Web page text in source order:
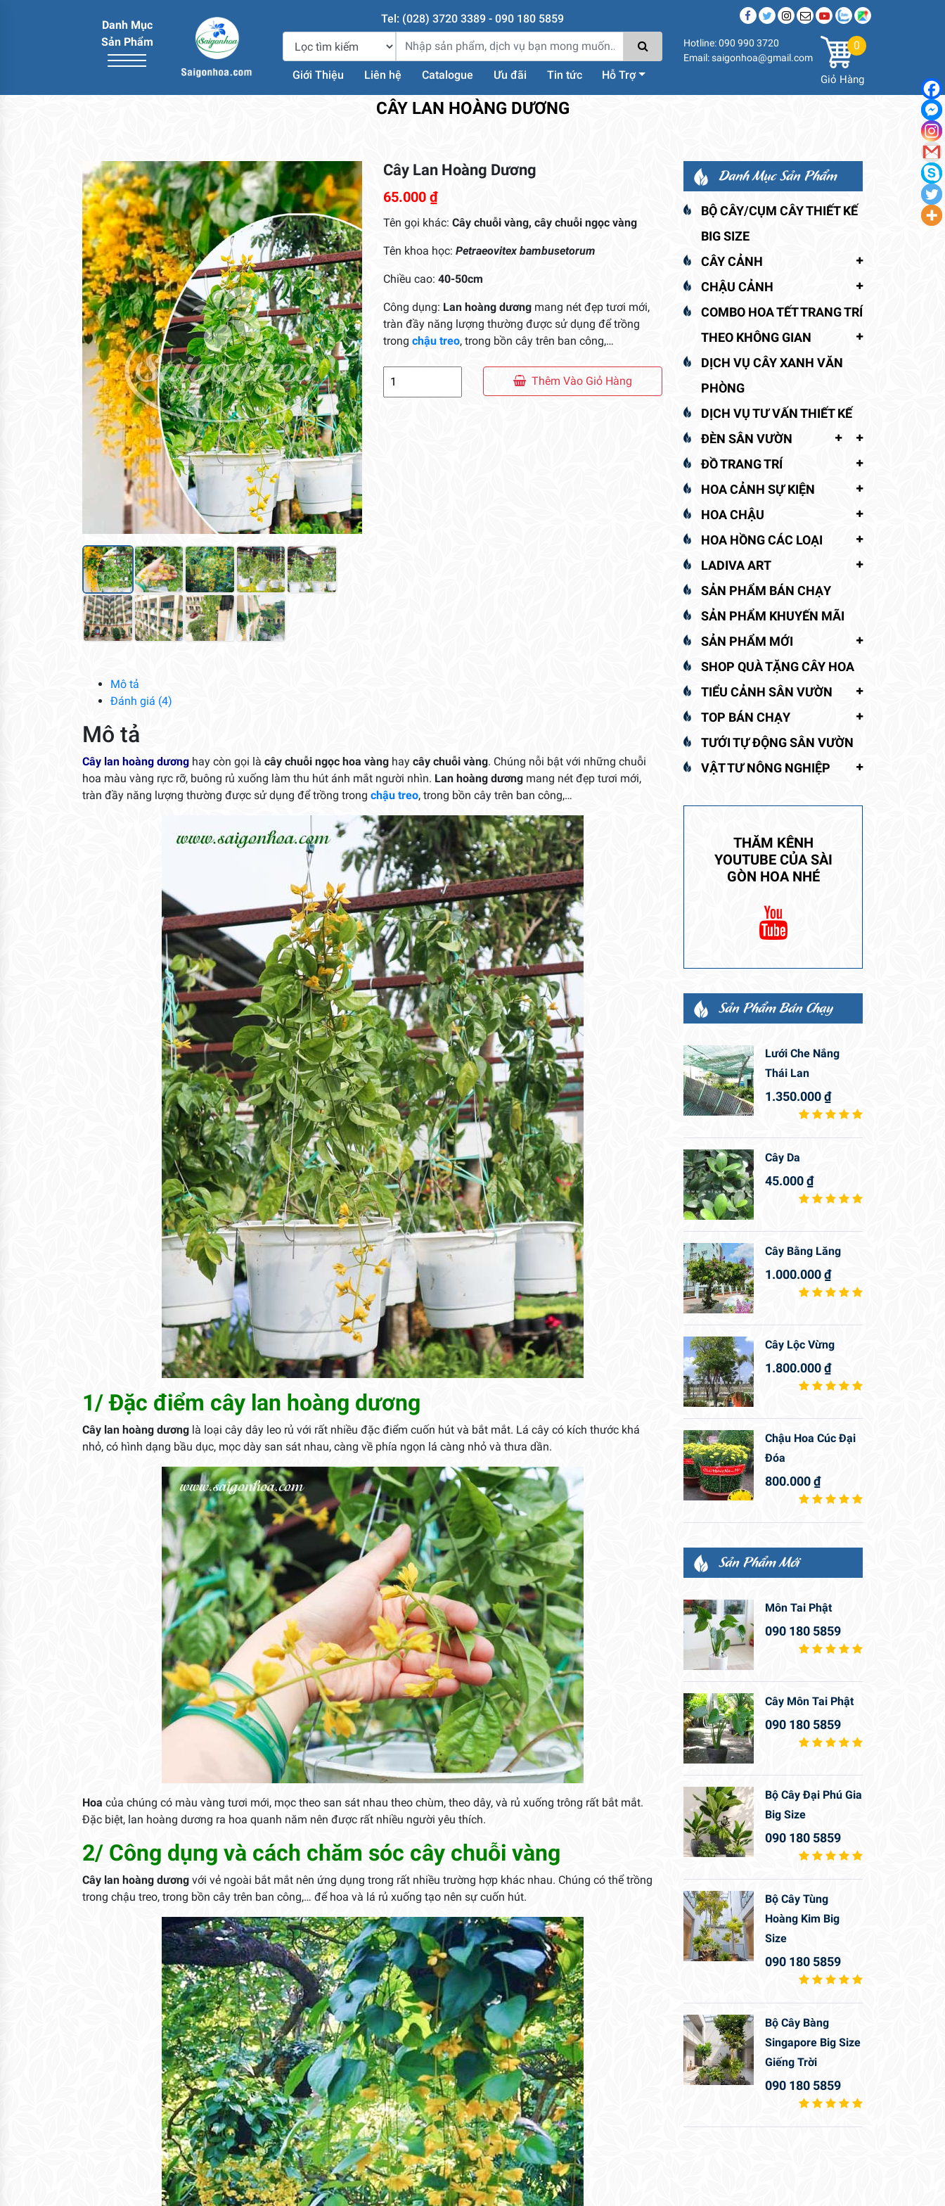
Danh Mục
Sản Phẩm
Tel: (028) 3720 3389 - 090 180 5859
Giới Thiệu Liên hệ Catalogue Ưu đãi Tin tức Hỗ Trợ
Hotline: 090 990 3720
Email: saigonhoa@gmail.com
0
Giỏ Hàng
CÂY LAN HOÀNG DƯƠNG
Cây Lan Hoàng Dương
65.000 ₫
Tên gọi khác: Cây chuỗi vàng, cây chuỗi ngọc vàng
Tên khoa học: Petraeovitex bambusetorum
Chiều cao: 40-50cm
Công dụng: Lan hoàng dươngmang nét đẹp tươi mới,
tràn đầy năng lượng thường được sử dụng để trồng
trong chậu treo, trong bồn cây trên ban công,…
Thêm Vào Giỏ Hàng
Mô tả
Đánh giá (4)
Mô tả
Cây lan hoàng dương hay còn gọi là cây chuỗi ngọc hoa vàng hay cây chuỗi vàng. Chúng nỗi bật với những chuỗi
hoa màu vàng rực rỡ, buông rủ xuống làm thu hút ánh mắt người nhìn. Lan hoàng dương mang nét đẹp tươi mới,
tràn đầy năng lượng thường được sử dụng để trồng trong chậu treo, trong bồn cây trên ban công,…
1/ Đặc điểm cây lan hoàng dương
Cây lan hoàng dương là loại cây dây leo rủ với rất nhiều đặc điểm cuốn hút và bắt mắt. Lá cây có kích thước khá
nhỏ, có hình dạng bầu dục, mọc dày san sát nhau, càng về phía ngọn lá càng nhỏ và thưa dần.
Hoa của chúng có màu vàng tươi mới, mọc theo san sát nhau theo chùm, theo dây, và rủ xuống trông rất bắt mắt.
Đặc biệt, lan hoàng dương ra hoa quanh năm nên được rất nhiều người yêu thích.
2/ Công dụng và cách chăm sóc cây chuỗi vàng
Cây lan hoàng dương với vẻ ngoài bắt mắt nên ứng dụng trong rất nhiều trường hợp khác nhau. Chúng có thể trồng
trong chậu treo, trong bồn cây trên ban công,… để hoa và lá rủ xuống tạo nên sự cuốn hút.
Danh Mục Sản Phẩm
BỘ CÂY/CỤM CÂY THIẾT KẾ
BIG SIZE
CÂY CẢNH
CHẬU CẢNH
COMBO HOA TẾT TRANG TRÍ
THEO KHÔNG GIAN
DỊCH VỤ CÂY XANH VĂN
PHÒNG
DỊCH VỤ TƯ VẤN THIẾT KẾ
ĐÈN SÂN VƯỜN
ĐỒ TRANG TRÍ
HOA CẢNH SỰ KIỆN
HOA CHẬU
HOA HỒNG CÁC LOẠI
LADIVA ART
SẢN PHẨM BÁN CHẠY
SẢN PHẨM KHUYẾN MÃI
SẢN PHẨM MỚI
SHOP QUÀ TẶNG CÂY HOA
TIỂU CẢNH SÂN VƯỜN
TOP BÁN CHẠY
TƯỚI TỰ ĐỘNG SÂN VƯỜN
VẬT TƯ NÔNG NGHIỆP
THĂM KÊNH
YOUTUBE CỦA SÀI
GÒN HOA NHÉ
Sản Phẩm Bán Chạy
Lưới Che Nắng
Thái Lan
1.350.000₫
Cây Da
45.000₫
Cây Bằng Lăng
1.000.000₫
Cây Lộc Vừng
1.800.000₫
Chậu Hoa Cúc Đại
Đóa
800.000₫
Sản Phẩm Mới
Môn Tai Phật
090 180 5859
Cây Môn Tai Phật
090 180 5859
Bộ Cây Đại Phú Gia
Big Size
090 180 5859
Bộ Cây Tùng
Hoàng Kim Big
Size
090 180 5859
Bộ Cây Bàng
Singapore Big Size
Giếng Trời
090 180 5859